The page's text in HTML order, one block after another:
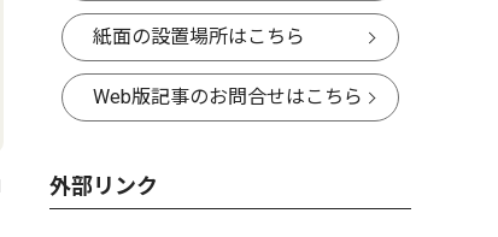
紙面の設置場所はこちら
Web版記事のお問合せはこちら
外部リンク